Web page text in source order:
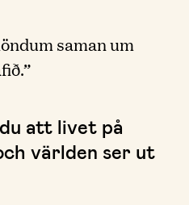
saman um
att livet på
världen ser ut